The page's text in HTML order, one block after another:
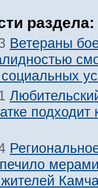
раздела:
Ветераны
подходит